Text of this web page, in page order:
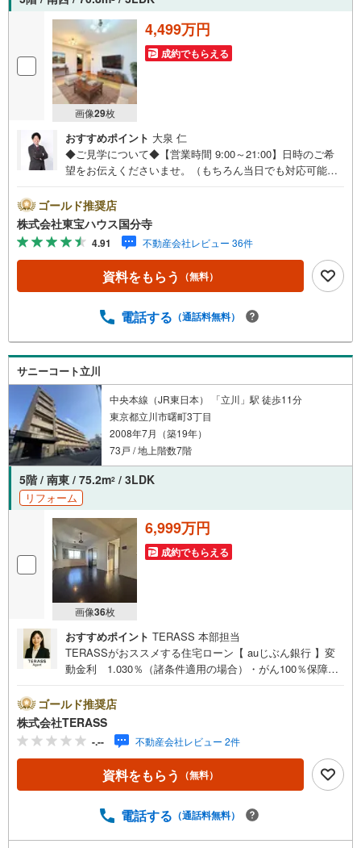
画像29枚
4,499万円
成約でもらえる
おすすめポイント 大泉 仁
◆ご見学について◆【営業時間 9:00～21:00】日時のご希
望をお伝えくださいませ。（もちろん当日でも対応可能で
のご連絡をおすすめいたします。「室内・現地を見学す
る」ボタンよりご予約いただくと、スムーズにご案内可能
です。事前に鍵の手配や内覧準備が必要な場合がございま
すのでご了承ください。◆TOHO HOUSE CLUB◆弊社で売
買いただいたお客様はTOHO HOUSE CLUBにご加入いただ
けます。10～20、30年後のリフォーム、保険やローンの見
ご提供いたします。◆FPによるライフサポート◆専属ファ
運用・相続など幅広くアドバイスいたします。ご契約前後
を問わず、安心してご利用いただけます。◆安心の環境◆
無料駐車場、キッズスペースを完備し、ご家族でのご来店
も安心です。の体制で皆様の住まい探しをサポートいたし
ます。
ゴールド推奨店
株式会社東宝ハウス国分寺
4.91 不動産会社レビュー 36件
資料をもらう （無料）
電話する （通話料無料）
サニーコート立川
中央本線（JR東日本） 「立川」駅 徒歩11分
東京都立川市曙町3丁目
2008年7月（築19年）
73戸 / 地上階数7階
5階 / 南東 / 75.2m2 / 3LDK
リフォーム
画像36枚
6,999万円
成約でもらえる
おすすめポイント TERASS 本部担当
TERASSがおススメする住宅ローン【 auじぶん銀行 】変
動金利 1.030％（諸条件適用の場合）・がん100％保障団
能！・諸費用も、物件価格の10％までは融資可能！※2026
年8月現在■JR中央線・青梅線・南武線の3沿線が乗り入れ
る「立川」駅まで徒歩11分駅周辺には商業施設が揃い、通
勤・通学時や休日のお買い物に便利です■立川市立第二小学
校まで徒歩1分！小さなお子様でも通いやすい距離です■室
内各所に収納が設けられた、住空間が整いやすい間取り■ご
週7日勤務（日勤）
ゴールド推奨店
株式会社TERASS
-.-- 不動産会社レビュー 2件
資料をもらう （無料）
電話する （通話料無料）